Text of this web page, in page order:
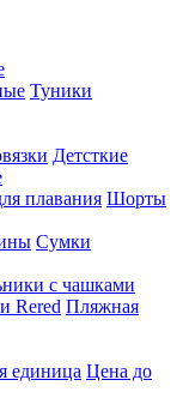
Туники
Детсткие
плавания Шорты
Сумки
с чашками
Rered Пляжная
единица Цена до